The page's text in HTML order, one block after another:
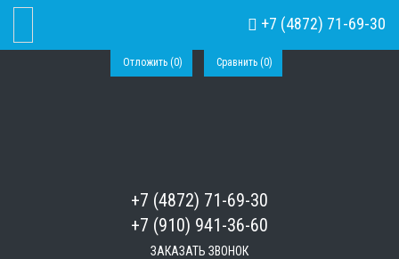
Отложить (0) Сравнить (0)
+7 (4872) 71-69-30
+7 (910) 941-36-60
ЗАКАЗАТЬ ЗВОНОК
+7 (4872) 71-69-30